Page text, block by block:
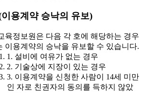
용계약 승낙의 유보)
육정보원은 다음 각 호에 해당하는 경우
이용계약의 승낙을 유보할 수 있습니다.
1. 설비에 여유가 없는 경우
2. 기술상에 지장이 있는 경우
3. 이용계약을 신청한 사람이 14세 미만
인 자로 친권자의 동의를 득하지 않았